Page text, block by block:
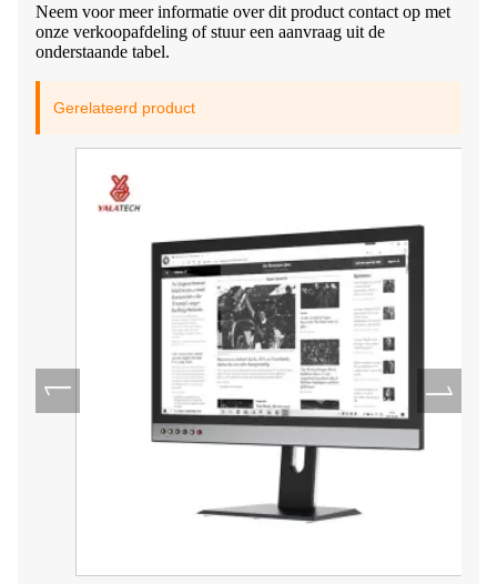
Neem voor meer informatie over dit product contact op met
onze verkoopafdeling of stuur een aanvraag uit de
onderstaande tabel.
Gerelateerd product